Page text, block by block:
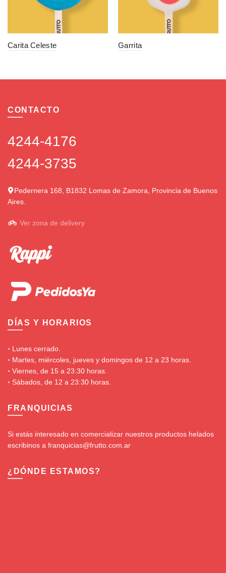
Carita Celeste Garrita
CONTACTO
4244-4176
4244-3735
Pedernera 168, B1832 Lomas de Zamora, Provincia de Buenos
Aires.
Ver zona de delivery
DÍAS Y HORARIOS
◦ Lunes cerrado.
◦ Martes, miércoles, jueves y domingos de 12 a 23 horas.
◦ Viernes, de 15 a 23:30 horas.
◦ Sábados, de 12 a 23:30 horas.
FRANQUICIAS
Si estás interesado en comercializar nuestros productos helados
escribinos a franquicias@frutto.com.ar
¿DÓNDE ESTAMOS?